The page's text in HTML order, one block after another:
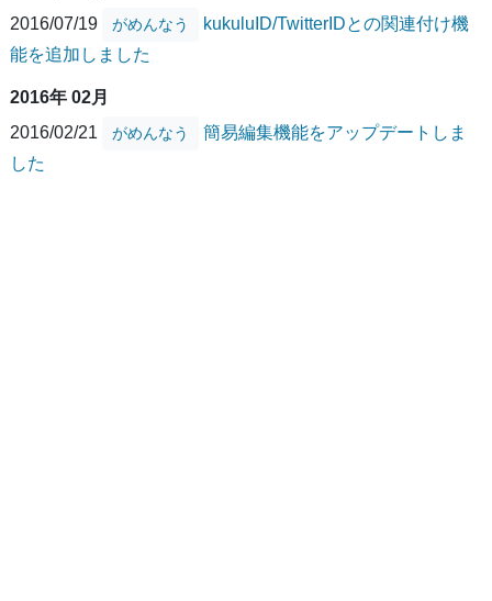
2016/07/19
がめんなう
kukuluID/TwitterIDとの関連付け機
能を追加しました
2016年 02月
2016/02/21
がめんなう
簡易編集機能をアップデートしま
した